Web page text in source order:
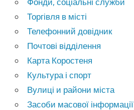
Торгівля в місті
Телефонний довідник
Почтові відділення
Карта Коростеня
Культура і спорт
Вулиці и райони міста
Засоби масової інформації